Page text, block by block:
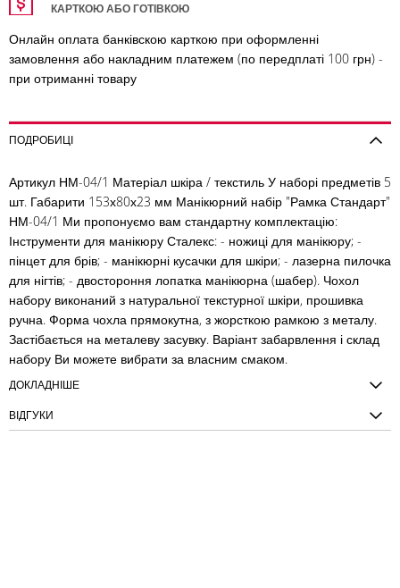
КАРТКОЮ АБО ГОТІВКОЮ
Онлайн оплата банківскою карткою при оформленні
замовлення або накладним платежем (по передплаті 100 грн) -
при отриманні товару
ПОДРОБИЦІ
Артикул НМ-04/1 Матеріал шкіра / текстиль У наборі предметів 5
шт. Габарити 153х80х23 мм Манікюрний набір "Рамка Стандарт"
НМ-04/1 Ми пропонуємо вам стандартну комплектацію:
Інструменти для манікюру Сталекс: - ножиці для манікюру; -
пінцет для брів; - манікюрні кусачки для шкіри; - лазерна пилочка
для нігтів; - двостороння лопатка манікюрна (шабер). Чохол
набору виконаний з натуральної текстурної шкіри, прошивка
ручна. Форма чохла прямокутна, з жорсткою рамкою з металу.
Застібається на металеву засувку. Варіант забарвлення і склад
набору Ви можете вибрати за власним смаком.
ДОКЛАДНІШЕ
ВІДГУКИ